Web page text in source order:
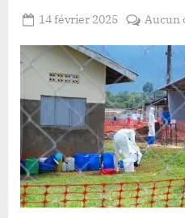
Posted
14 février 2025
VYAVU
Aucun